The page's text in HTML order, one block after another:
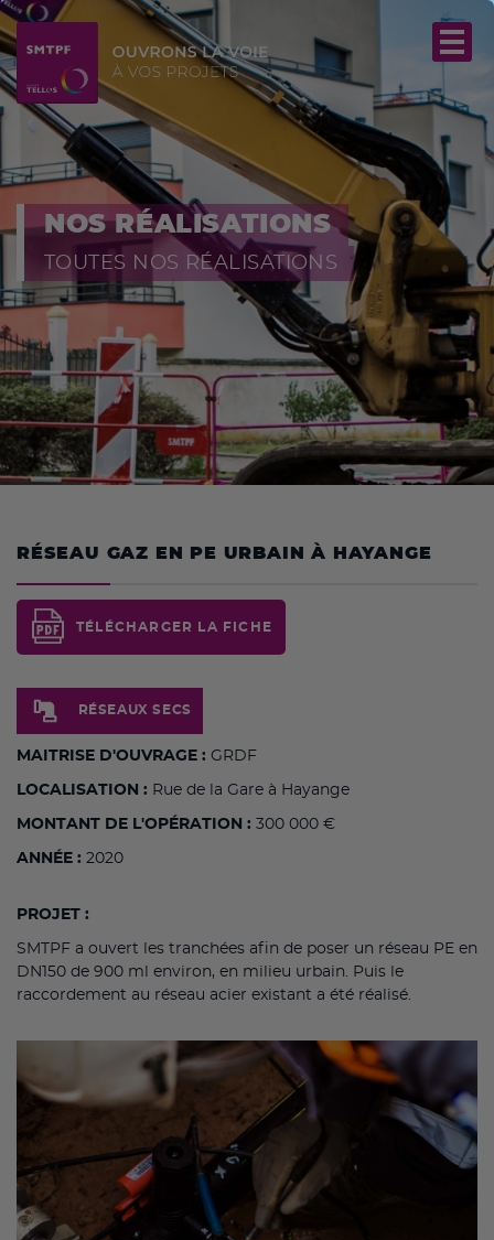
NOS RÉALISATIONS
TOUTES NOS RÉALISATIONS
RÉSEAU GAZ EN PE URBAIN À HAYANGE
TÉLÉCHARGER LA FICHE
RÉSEAUX SECS
MAITRISE D'OUVRAGE : GRDF
LOCALISATION : Rue de la Gare à Hayange
MONTANT DE L'OPÉRATION : 300 000 €
ANNÉE : 2020
PROJET :
SMTPF a ouvert les tranchées afin de poser un réseau PE en
DN150 de 900 ml environ, en milieu urbain. Puis le
raccordement au réseau acier existant a été réalisé.